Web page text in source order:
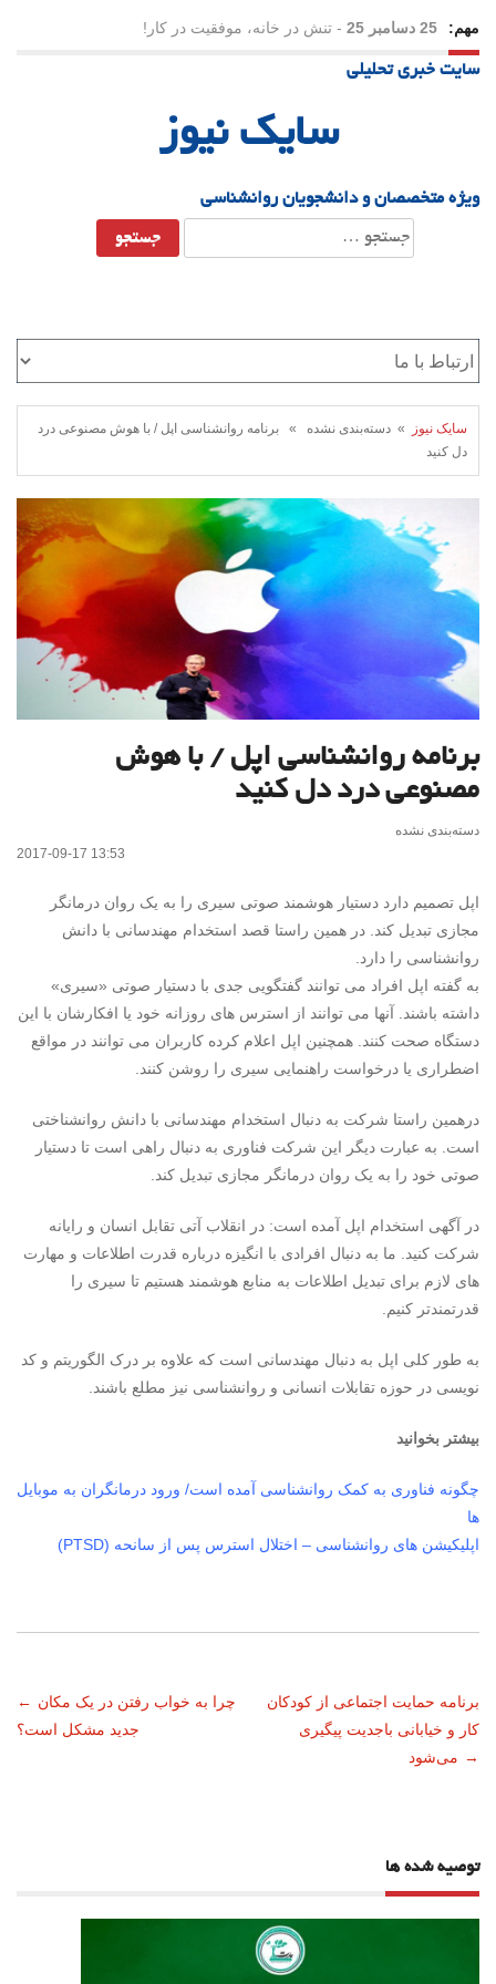
مهم: 25 دسامبر 25 - تنش در خانه، موفقیت در کار!
23 دسامبر 25
-یلدا؛ نماد تاب‌آوری اجتماعی در روزگار دشوار
سایت خبری تحلیلی
سایک نیوز
ویژه متخصصان و دانشجویان روانشناسی
جستجو
برای:
سایک نیوز
» دسته‌بندی نشده » برنامه روانشناسی اپل / با هوش مصنوعی درد
دل کنید
برنامه روانشناسی اپل / با هوش
مصنوعی درد دل کنید
دسته‌بندی نشده
2017-09-17 13:53
اپل تصمیم دارد دستیار هوشمند صوتی سیری را به یک روان درمانگر
مجازی تبدیل کند. در همین راستا قصد استخدام مهندسانی با دانش
روانشناسی را دارد.
به گفته اپل افراد می توانند گفتگویی جدی با دستیار صوتی «سیری»
داشته باشند. آنها می توانند از استرس های روزانه خود یا افکارشان با این
دستگاه صحت کنند. همچنین اپل اعلام کرده کاربران می توانند در مواقع
اضطراری یا درخواست راهنمایی سیری را روشن کنند.
درهمین راستا شرکت به دنبال استخدام مهندسانی با دانش روانشناختی
است. به عبارت دیگر این شرکت فناوری به دنبال راهی است تا دستیار
صوتی خود را به یک روان درمانگر مجازی تبدیل کند.
در آگهی استخدام اپل آمده است: در انقلاب آتی تقابل انسان و رایانه
شرکت کنید. ما به دنبال افرادی با انگیزه درباره قدرت اطلاعات و مهارت
های لازم برای تبدیل اطلاعات به منابع هوشمند هستیم تا سیری را
قدرتمندتر کنیم.
به طور کلی اپل به دنبال مهندسانی است که علاوه بر درک الگوریتم و کد
نویسی در حوزه تقابلات انسانی و روانشناسی نیز مطلع باشند.
بیشتر بخوانید
چگونه فناوری به کمک روانشناسی آمده است/ ورود درمانگران به موبایل
ها
اپلیکیشن های روانشناسی – اختلال استرس پس از سانحه (PTSD)
ناوبری
نوشته
← چرا به خواب رفتن در یک مکان
جدید مشکل است؟
برنامه حمایت اجتماعی از کودکان
کار و خیابانی باجدیت پیگیری
می‌شود →
توصیه شده ها